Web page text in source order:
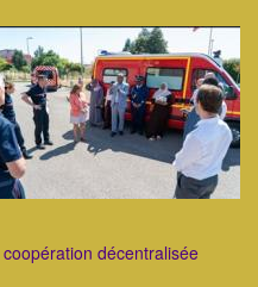
décentralisée